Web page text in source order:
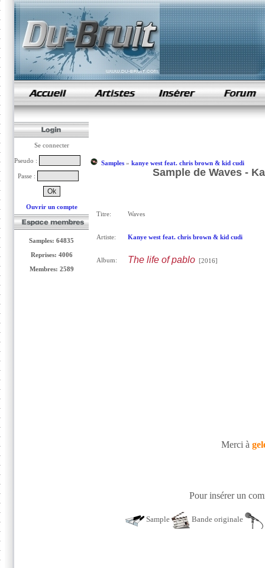
samples de rap
Se connecter
Pseudo :
Passe :
Ouvrir un compte
Samples: 64835
Reprises: 4006
Membres: 2589
Samples» kanye west feat. chris brown & kid cudi
Sample de Waves -
Titre: Waves
Artiste: Kanye west feat. chris brown & kid cudi
Album: The life of pablo[2016]
Merci à
Pour insérer un
Sample Bande originale